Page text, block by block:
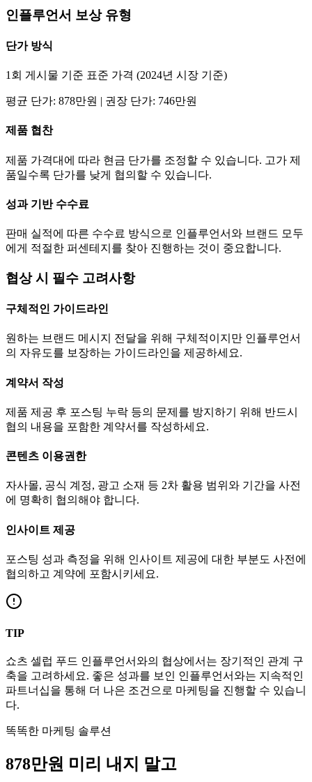
인플루언서 보상 유형
단가방식
1회 게시물 기준 표준 가격 (2024년 시장 기준)
평균 단가: 878만원 | 권장 단가: 746만원
제품 협찬
제품 가격대에 따라 현금 단가를 조정할 수 있습니다. 고가 제
품일수록 단가를 낮게 협의할 수 있습니다.
성과 기반 수수료
판매 실적에 따른 수수료 방식으로 인플루언서와 브랜드 모두
에게 적절한 퍼센테지를 찾아 진행하는 것이 중요합니다.
협상 시 필수 고려사항
구체적인 가이드라인
원하는 브랜드 메시지 전달을 위해 구체적이지만 인플루언서
의 자유도를 보장하는 가이드라인을 제공하세요.
계약서 작성
제품 제공 후 포스팅 누락 등의 문제를 방지하기 위해 반드시
협의 내용을 포함한 계약서를 작성하세요.
콘텐츠 이용권한
자사몰, 공식 계정, 광고 소재 등 2차 활용 범위와 기간을 사전
에 명확히 협의해야 합니다.
인사이트 제공
포스팅 성과 측정을 위해 인사이트 제공에 대한 부분도 사전에
협의하고 계약에 포함시키세요.
TIP
쇼츠 셀럽 푸드 인플루언서와의 협상에서는 장기적인 관계 구
축을 고려하세요. 좋은 성과를 보인 인플루언서와는 지속적인
파트너십을 통해 더 나은 조건으로 마케팅을 진행할 수 있습니
다.
똑똑한 마케팅 솔루션
878만원 미리 내지 말고